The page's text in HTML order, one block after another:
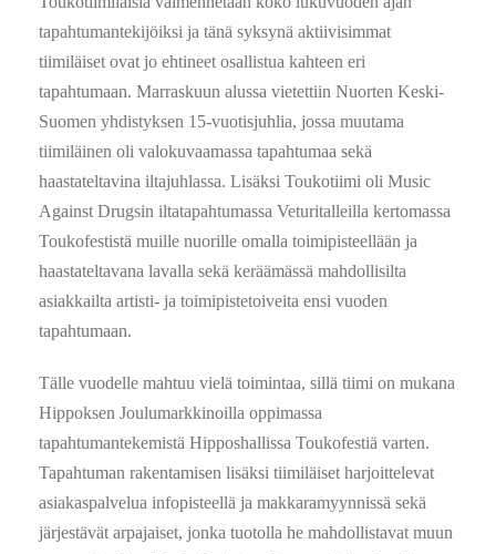
tapahtumantekijöiksi ja tänä syksynä aktiivisimmat
tiimiläiset ovat jo ehtineet osallistua kahteen eri
tapahtumaan. Marraskuun alussa vietettiin Nuorten Keski-
Suomen yhdistyksen 15-vuotisjuhlia, jossa muutama
tiimiläinen oli valokuvaamassa tapahtumaa sekä
haastateltavina iltajuhlassa. Lisäksi Toukotiimi oli Music
Against Drugsin iltatapahtumassa Veturitalleilla kertomassa
Toukofestistä muille nuorille omalla toimipisteellään ja
haastateltavana lavalla sekä keräämässä mahdollisilta
asiakkailta artisti- ja toimipistetoiveita ensi vuoden
tapahtumaan.
Tälle vuodelle mahtuu vielä toimintaa, sillä tiimi on mukana
Hippoksen Joulumarkkinoilla oppimassa
tapahtumantekemistä Hipposhallissa Toukofestiä varten.
Tapahtuman rakentamisen lisäksi tiimiläiset harjoittelevat
asiakaspalvelua infopisteellä ja makkaramyynnissä sekä
järjestävät arpajaiset, jonka tuotolla he mahdollistavat muun